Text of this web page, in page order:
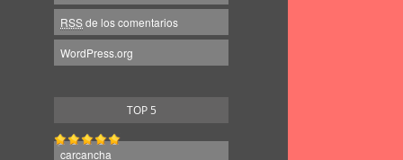
RSSde los comentarios
WordPress.org
TOP 5
carcancha